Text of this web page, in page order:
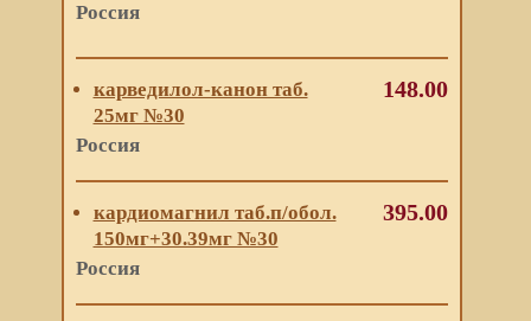
Россия
карведилол-канон таб.
25мг №30
Россия
148.00
кардиомагнил таб.п/обол.
150мг+30.39мг №30
Россия
395.00